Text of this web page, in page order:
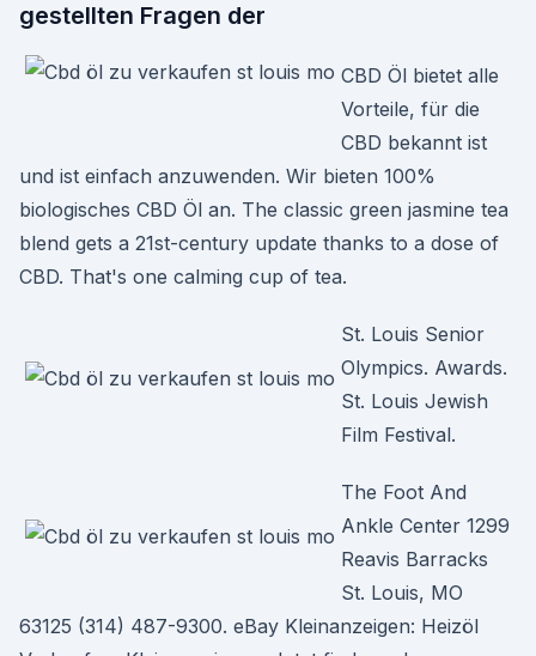
gestellten Fragen der
CBD Öl bietet alle
Vorteile, für die
CBD bekannt ist
und ist einfach anzuwenden. Wir bieten 100%
biologisches CBD Öl an. The classic green jasmine tea
blend gets a 21st-century update thanks to a dose of
CBD. That's one calming cup of tea.
St. Louis Senior
Olympics. Awards.
St. Louis Jewish
Film Festival.
The Foot And
Ankle Center 1299
Reavis Barracks
St. Louis, MO
63125 (314) 487-9300. eBay Kleinanzeigen: Heizöl